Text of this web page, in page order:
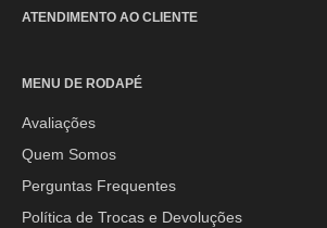
ATENDIMENTO AO CLIENTE
Segunda à Sexta-feira: 08h às 17h30min
Sábado: 08h às 12h
WhatsApp:
(44) 9 8856-3798
MENU DE RODAPÉ
Avaliações
Quem Somos
Perguntas Frequentes
Política de Trocas e Devoluções